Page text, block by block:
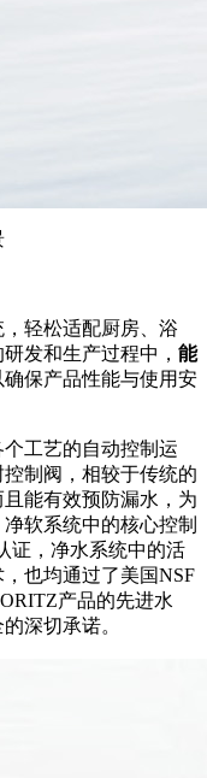
轻松适配厨房、浴
发和生产过程中， 能
确保产品性能与使用安
工艺的自动控制运
制阀，相较于传统的
能有效预防漏水，为
软系统中的核心控制
证，净水系统中的活
也均通过了美国NSF
产品的先进水
深切承诺。